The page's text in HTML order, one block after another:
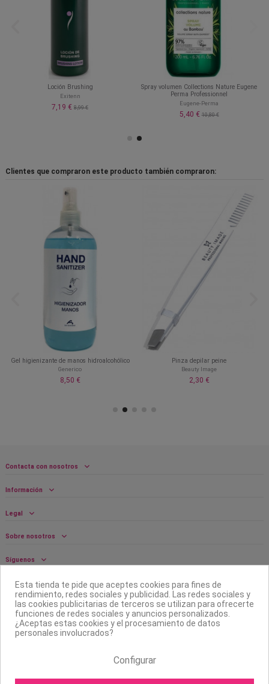
Loción Brushing
Exitenn
7,19 € 8,99 €
Spray volumen Collections Nature Eugene
Perma Professionnel
Eugene-Perma
5,40 €10,80 €
Clientes que compraron este producto también compraron:
Gel higienizante de manos hidroalcohólico
Generico
8,50 €
Pinza depilar peine
Beauty Image
2,30 €
Contacta con nosotros
Información
Legal
Sobre nosotros
Síguenos
Boletín
Esta tienda te pide que aceptes cookies para fines de
rendimiento, redes sociales y publicidad. Las redes sociales y
las cookies publicitarias de terceros se utilizan para ofrecerte
funciones de redes sociales y anuncios personalizados.
¿Aceptas estas cookies y el procesamiento de datos
personales involucrados?
Configurar